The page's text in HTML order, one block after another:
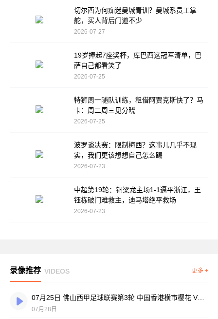
切尔西为何痴迷曼城青训？曼城系员工掌
舵，买人背后门道不少
2026-07-27
19岁捧起7座奖杯，库巴西这冠军清单，巴
萨自己都看笑了
2026-07-25
特狮周一随队训练，租借阿贾克斯快了？马
卡：周二周三见分晓
2026-07-25
波罗谈决赛：限制梅西？这事儿几乎不现
实，我们更该想想自己怎么踢
2026-07-23
中超第19轮：铜梁龙主场1-1逼平浙江，王
钰栋破门难救主，迪马塔绝平救场
2026-07-23
录像推荐 VIDEOS 更多 +
07月25日 佛山西甲足球联赛第3轮 中国香港横市樱花 VS 吉图省实青年 全场录像
07月28日